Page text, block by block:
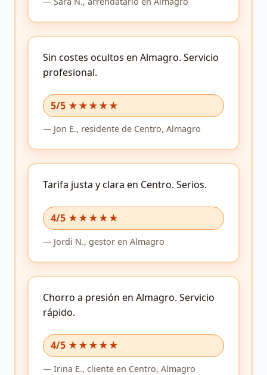
5/5 ★★★★★
Sin costes ocultos en Almagro. Servicio
profesional.
— Jon E., residente de Centro, Almagro
4/5 ★★★★★
Tarifa justa y clara en Centro. Serios.
— Jordi N., gestor en Almagro
4/5 ★★★★★
Chorro a presión en Almagro. Servicio
rápido.
— Irina E., cliente en Centro, Almagro